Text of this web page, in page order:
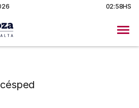
02:58HS